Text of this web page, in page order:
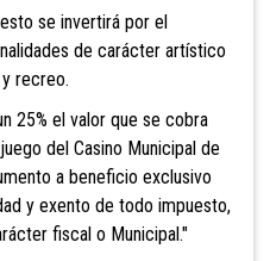
se invertirá por el
de carácter artístico
recreo.
25% el valor que se cobra
del Casino Municipal de
a beneficio exclusivo
y exento de todo impuesto,
fiscal o Municipal."